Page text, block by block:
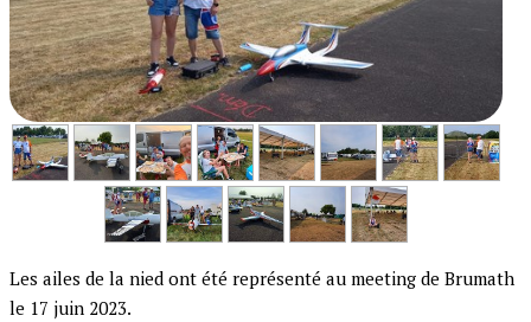
Les ailes de la nied ont été représenté au meeting de Brumath
le 17 juin 2023.